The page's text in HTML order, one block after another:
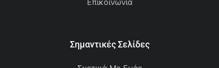
Επικοινωνία
Σημαντικές Σελίδες